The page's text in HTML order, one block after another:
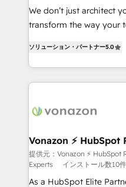
Canada, Germany,
South Africa. Certified compliant with ISO/IEC
international offices and
We don’t just architect
transform the way your
creating tailored, end-
accelerate growth,
and ensure faster time to
day one, our team
strategies that deliver impactful
is to empower you to
—faster. Through expert
responsiveness, and
ソリューション・パートナー5.0
Vonazon ⚡
Strategy Experts
提供元：Vonazon ⚡
Experts
インストール数10
As a HubSpot Elite